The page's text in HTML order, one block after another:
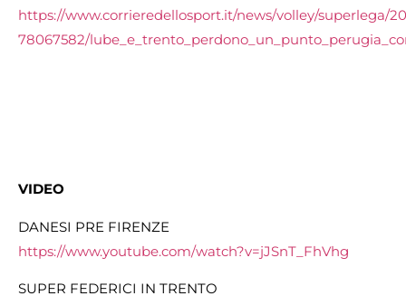
https://www.corrieredellosport.it/news/volley/superlega/
78067582/
VIDEO
DANESI PRE FIRENZE
https://www.youtube.com/watch?v=jJSnT_FhVhg
SUPER FEDERICI IN TRENTO